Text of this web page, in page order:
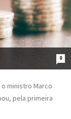
0
ministro Marco
pela primeira